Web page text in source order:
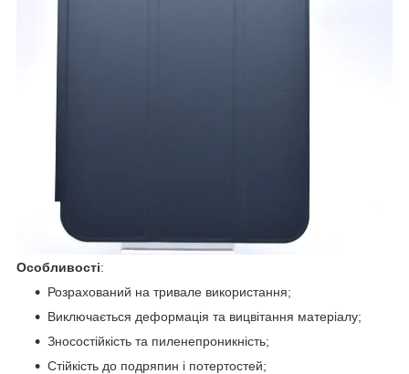
Особливості:
Розрахований на тривале використання;
Виключається деформація та вицвітання матеріалу;
Зносостійкість та пиленепроникність;
Стійкість до подряпин і потертостей;